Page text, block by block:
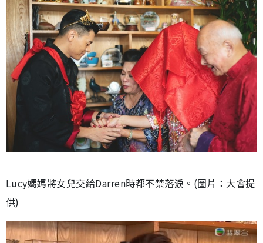
Lucy媽媽將女兒交給Darren時都不禁落淚。(圖片：大會提
供)